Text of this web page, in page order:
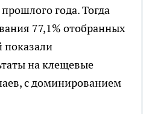
года. Тогда
77,1% отобранных
показали
на клещевые
с доминированием